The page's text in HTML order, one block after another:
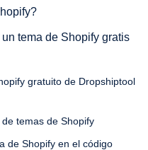
tema de Shopify gratis
gratuito de Dropshiptool
temas de Shopify
de Shopify en el código